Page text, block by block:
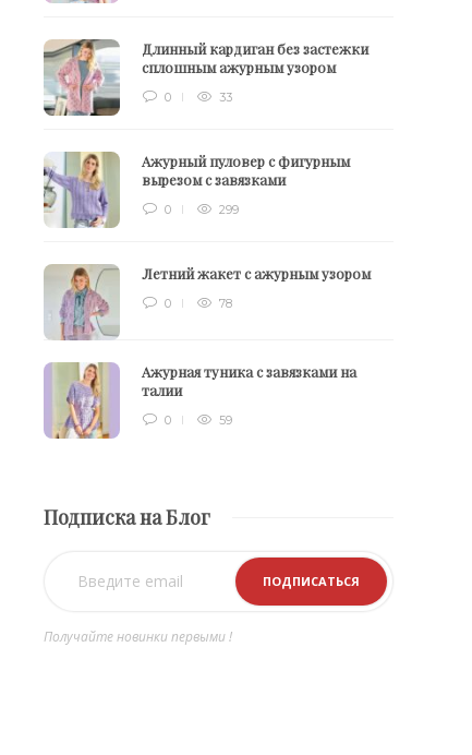
Длинный кардиган без застежки
сплошным ажурным узором
0 33
Ажурный пуловер с фигурным
вырезом с завязками
0 299
Летний жакет с ажурным узором
0 78
Ажурная туника с завязками на
талии
0 59
Подписка на Блог
Получайте новинки первыми !